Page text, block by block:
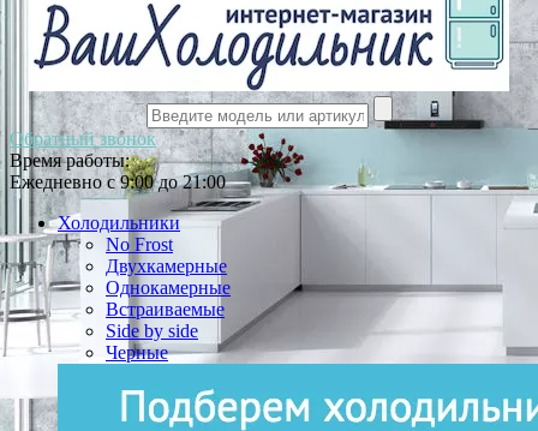
Обратный звонок
Время работы:
Ежедневно с 9:00 до 21:00
Холодильники
No Frost
Двухкамерные
Однокамерные
Встраиваемые
Side by side
Черные